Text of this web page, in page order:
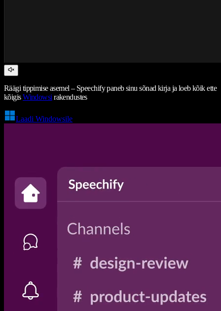
Räägi tippimise asemel – Speechify paneb sinu sõnad kirja ja loeb kõik ette
kõigisWindowsi rakendustes
Laadi Windowsile